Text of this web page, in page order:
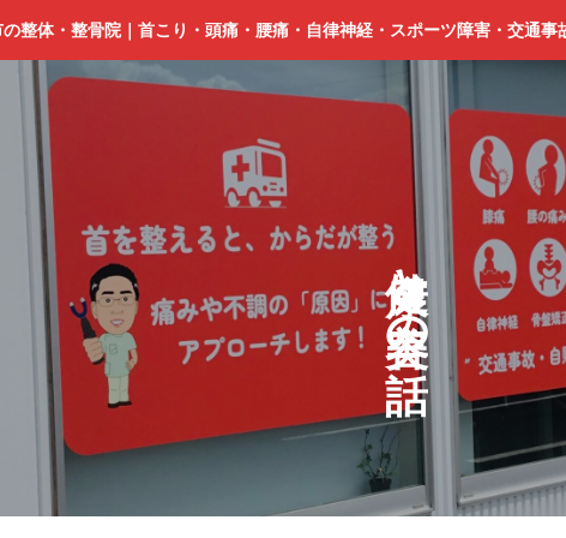
整体・整骨院｜首こり・頭痛・腰痛・自律神経・スポーツ障害・交通
と
の